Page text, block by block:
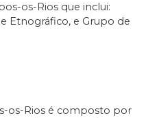
os-Rios que inclui:
Etnográfico, e Grupo de
os-Rios é composto por